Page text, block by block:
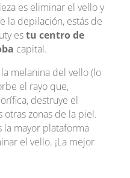
es eliminar el vello y
la depilación, estás de
estu centro de
capital.
melanina del vello (lo
el rayo que,
destruye el
zonas de la piel.
la mayor plataforma
el vello. ¡La mejor